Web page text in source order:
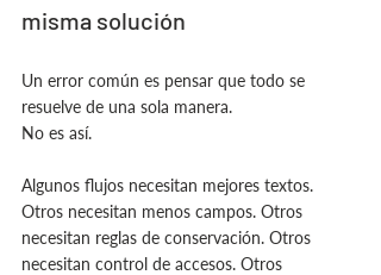
misma solución
Un error común es pensar que todo se
resuelve de una sola manera.
No es así.
Algunos flujos necesitan mejores textos.
Otros necesitan menos campos. Otros
necesitan reglas de conservación. Otros
necesitan control de accesos. Otros